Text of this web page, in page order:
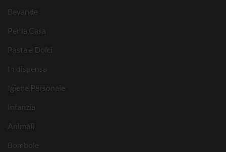
Bevande
Per la Casa
Pasta e Dolci
In dispensa
Igiene Personale
Infanzia
Animali
Bombole